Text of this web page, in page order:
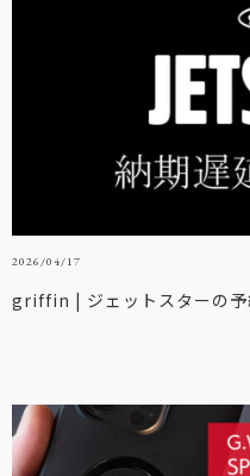
2026/04/17
griffin | ジェットスターの予